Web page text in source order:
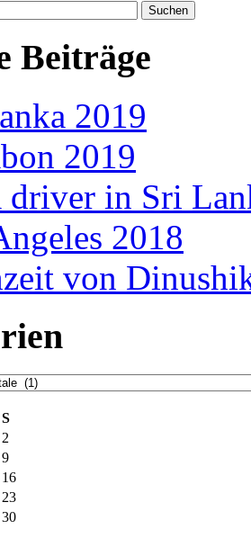
Beiträge
2019
2019
driver in Sri
2018
von
S
2
9
16
23
30